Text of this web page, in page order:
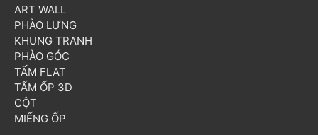
ART WALL
PHÀO LƯNG
KHUNG TRANH
PHÀO GÓC
TẤM FLAT
TẤM ỐP 3D
CỘT
MIẾNG ỐP